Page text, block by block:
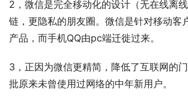
2，微信是完全移动化的设计（无在线离
链，更隐私的朋友圈。微信是针对移动客
产品，而手机QQ由pc端迁徙过来。
3，正因为微信更精简，降低了互联网的
批原来未曾使用过网络的中年新用户。